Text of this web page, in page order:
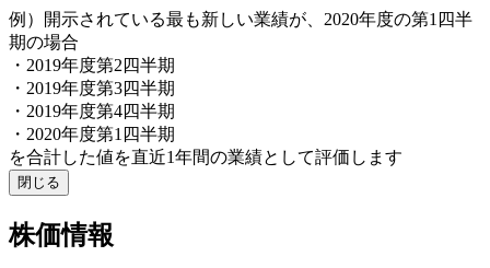
例）開示されている最も新しい業績が、2020年度の第1四半
期の場合
・2019年度第2四半期
・2019年度第3四半期
・2019年度第4四半期
・2020年度第1四半期
を合計した値を直近1年間の業績として評価します
閉じる
株価情報